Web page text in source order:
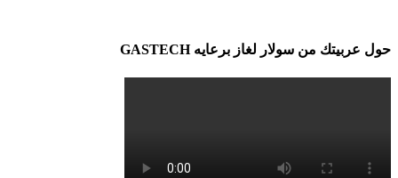
حول عربيتك من سولار لغاز برعايه GASTECH